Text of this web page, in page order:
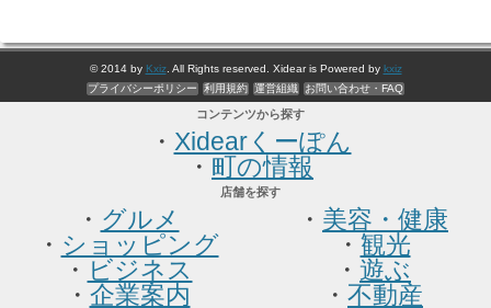
© 2014 by Kxiz. All Rights reserved. Xidear is Powered by kxiz
プライバシーポリシー
利用規約 運営組織 お問い合わせ・FAQ
コンテンツから探す
・ Xidearくーぽん
・ 町の情報
店舗を探す
・ グルメ
・ ショッピング
・ ビジネス
・ 企業案内
・ 美容・健康
・ 観光
・ 遊ぶ
・ 不動産